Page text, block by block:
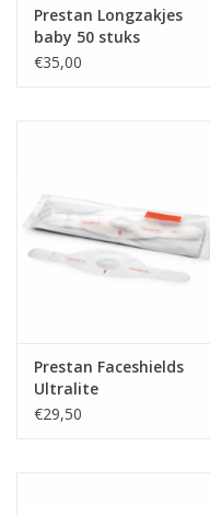
Prestan Longzakjes
baby 50 stuks
€35,00
Prestan Faceshields
Ultralite
€29,50